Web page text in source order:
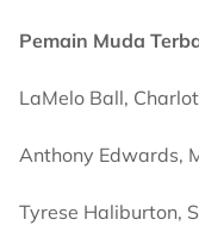
Pemain Muda
LaMelo Ball,
Anthony Edwards,
Tyrese Haliburton,